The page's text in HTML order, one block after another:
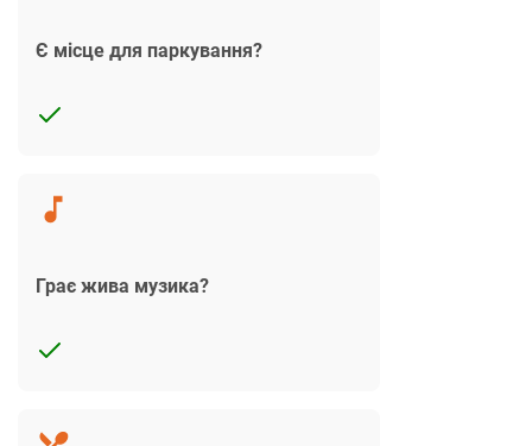
Є місце для паркування?
Грає жива музика?